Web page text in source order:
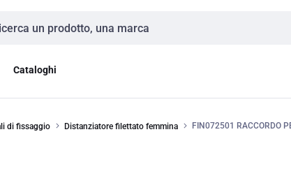
input
Cataloghi
di fissaggio Distanziatore filettato femmina FIN072501 RACCORDO